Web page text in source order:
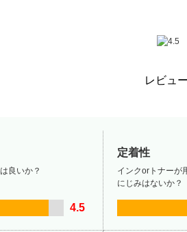
レビュ
良いか？
4.5
定着性
インクorトナーが
にじみはないか？